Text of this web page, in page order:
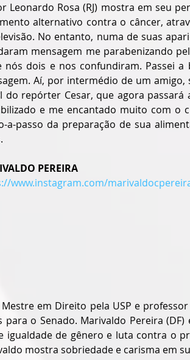
Leonardo Rosa (RJ) mostra em seu
alternativo contra o câncer,
No entanto, numa de suas
mensagem me parabenizando
nós dois e nos confundiram. Passei
Aí, por intermédio de um
do repórter Cesar, que agora
e me encantado muito com o
a-passo da preparação de sua
PEREIRA
www.instagram.com/
Mestre em Direito pela USP e
para o Senado. Marivaldo Pereira
igualdade de gênero e luta contra o
mostra sobriedade e carisma em